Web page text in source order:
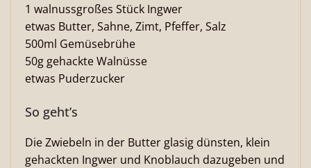
1 walnussgroßes Stück Ingwer
etwas Butter, Sahne, Zimt, Pfeffer, Salz
500ml Gemüsebrühe
50g gehackte Walnüsse
etwas Puderzucker
So geht’s
Die Zwiebeln in der Butter glasig dünsten, klein
gehackten Ingwer und Knoblauch dazugeben und